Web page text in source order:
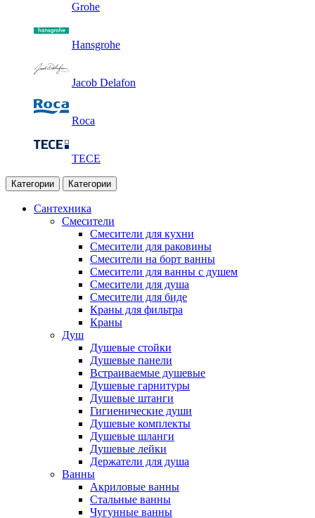
Grohe
Hansgrohe
Jacob Delafon
Roca
TECE
Категории Категории
Сантехника
Смесители
Смесители для кухни
Смесители для раковины
Смесители на борт ванны
Смесители для ванны с душем
Смесители для душа
Смесители для биде
Краны для фильтра
Краны
Душ
Душевые стойки
Душевые панели
Встраиваемые душевые
Душевые гарнитуры
Душевые штанги
Гигиенические души
Душевые комплекты
Душевые шланги
Душевые лейки
Держатели для душа
Ванны
Акриловые ванны
Стальные ванны
Чугунные ванны